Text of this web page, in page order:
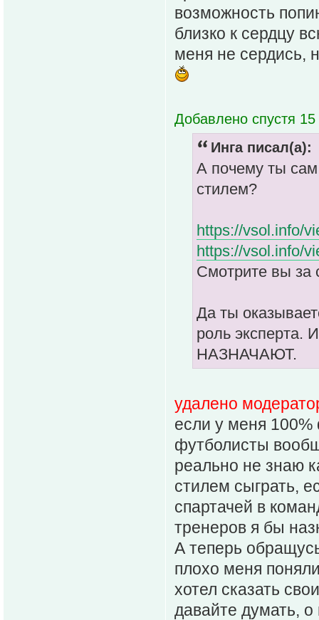
возможность
близко к сердцу
меня не сердись,
Добавлено спустя
Инга писал(а):
А почему ты
стилем?
https://vsol.info/
https://vsol.info/
Смотрите вы за
Да ты
роль эксперта.
НАЗНАЧАЮТ.
удалено
если у меня 100%
футболисты
реально не знаю
стилем сыграть,
спартачей в
тренеров я бы
А теперь
плохо меня
хотел сказать
давайте думать,